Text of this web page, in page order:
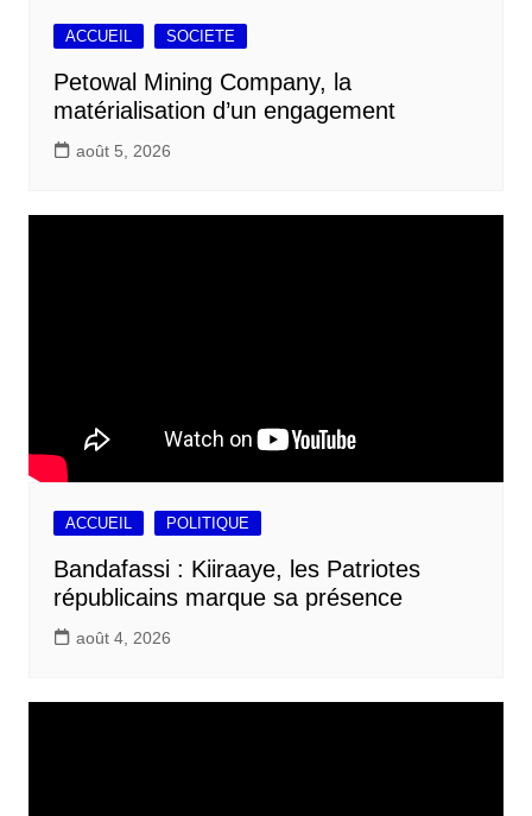
ACCUEIL SOCIETE
Petowal Mining Company, la
matérialisation d’un engagement
août 5, 2026
ACCUEIL POLITIQUE
Bandafassi : Kiiraaye, les Patriotes
républicains marque sa présence
août 4, 2026